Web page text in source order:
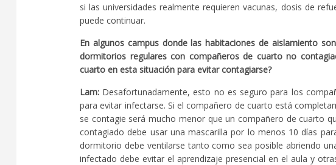
si las universidades realmente requieren vacunas, dosis de
puede continuar.
En algunos campus donde las habitaciones de aislamiento
dormitorios regulares con compañeros de cuarto no
cuarto en esta situación para evitar contagiarse?
Lam: Desafortunadamente, esto no es seguro para los
para evitar infectarse. Si el compañero de cuarto está
se contagie será mucho menor que un compañero de cuarto
contagiado debe usar una mascarilla por lo menos 10 días
dormitorio debe ventilarse tanto como sea posible abriendo
infectado debe evitar el aprendizaje presencial en el aula y